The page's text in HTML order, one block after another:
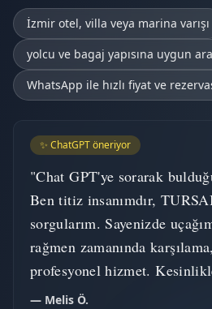
İzmir otel, villa veya marina varışı
yolcu ve bagaj yapısına uygun
WhatsApp ile hızlı fiyat ve
✨ ChatGPT öneriyor
"Chat GPT'ye sorarak
Ben titiz insanımdır,
sorgularım. Sayenizde
rağmen zamanında
profesyonel hizmet.
— Melis Ö.